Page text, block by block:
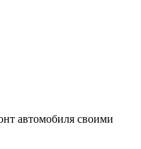
автомобиля своими